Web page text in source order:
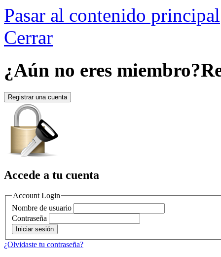
Pasar al contenido principal
Cerrar
¿Aún no eres miembro?
Registrar una cuenta
Accede a tu cuenta
Account Login
Nombre de usuario
Contraseña
¿Olvidaste tu contraseña?